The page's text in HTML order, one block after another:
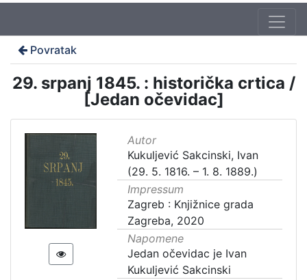
Povratak
29. srpanj 1845. : historička crtica /
[Jedan očevidac]
Autor
Kukuljević Sakcinski, Ivan
(29. 5. 1816. – 1. 8. 1889.)
Impressum
Zagreb : Knjižnice grada
Zagreba, 2020
Napomene
Jedan očevidac je Ivan
Kukuljević Sakcinski